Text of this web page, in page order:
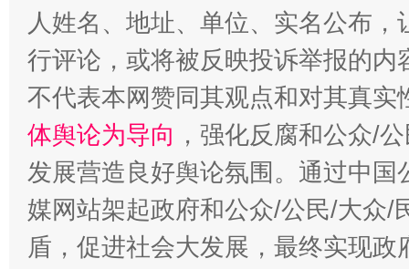
人姓名、地址、单位、实名公布
行评论，或将被反映投诉举报的
不代表本网赞同其观点和对其真实
体舆论为导向 ，强化反腐和公众/
发展营造良好舆论氛围。通过中
媒网站架起政府和公众/公民/大众/
盾，促进社会大发展，最终实现